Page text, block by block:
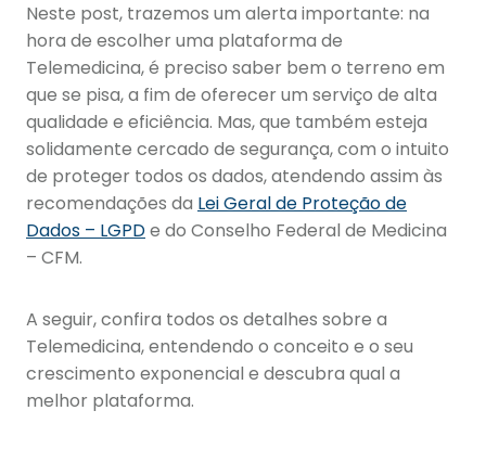
Neste post, trazemos um alerta importante: na
hora de escolher uma plataforma de
Telemedicina, é preciso saber bem o terreno em
que se pisa, a fim de oferecer um serviço de alta
qualidade e eficiência. Mas, que também esteja
solidamente cercado de segurança, com o intuito
de proteger todos os dados, atendendo assim às
recomendações da Lei Geral de Proteção de
Dados – LGPDe do Conselho Federal de Medicina
– CFM.
A seguir, confira todos os detalhes sobre a
Telemedicina, entendendo o conceito e o seu
crescimento exponencial e descubra qual a
melhor plataforma.